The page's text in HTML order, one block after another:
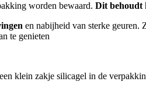
worden bewaard. Dit behoudt
en nabijheid van sterke geuren.
te genieten
klein zakje silicagel in de